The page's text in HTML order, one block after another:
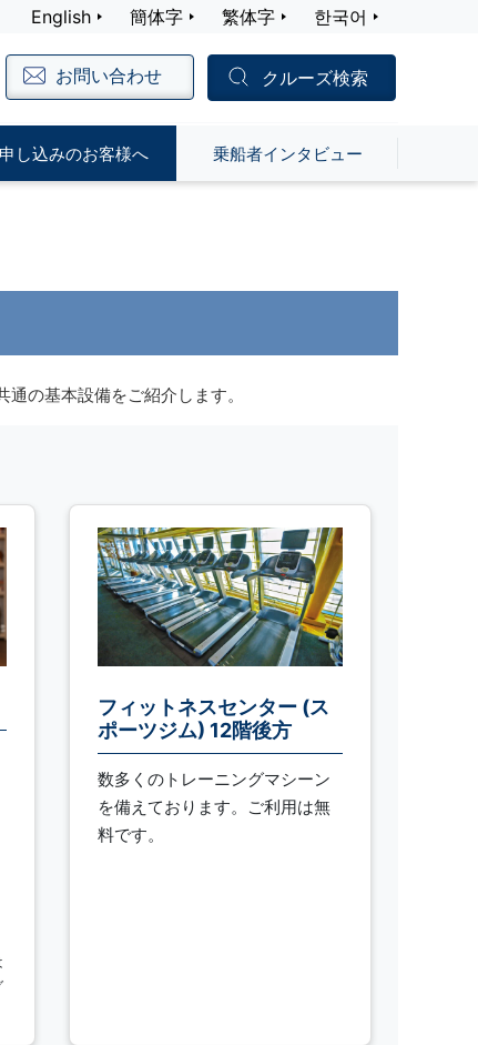
English 簡体字 繁体字 한국어
お問い合わせ クルーズ検索
し込みのお客様へ 乗船者インタビュー
の基本設備をご紹介します。
フィットネスセンター (ス
ポーツジム) 12階後方
数多くのトレーニングマシーン
を備えております。ご利用は無
料です。